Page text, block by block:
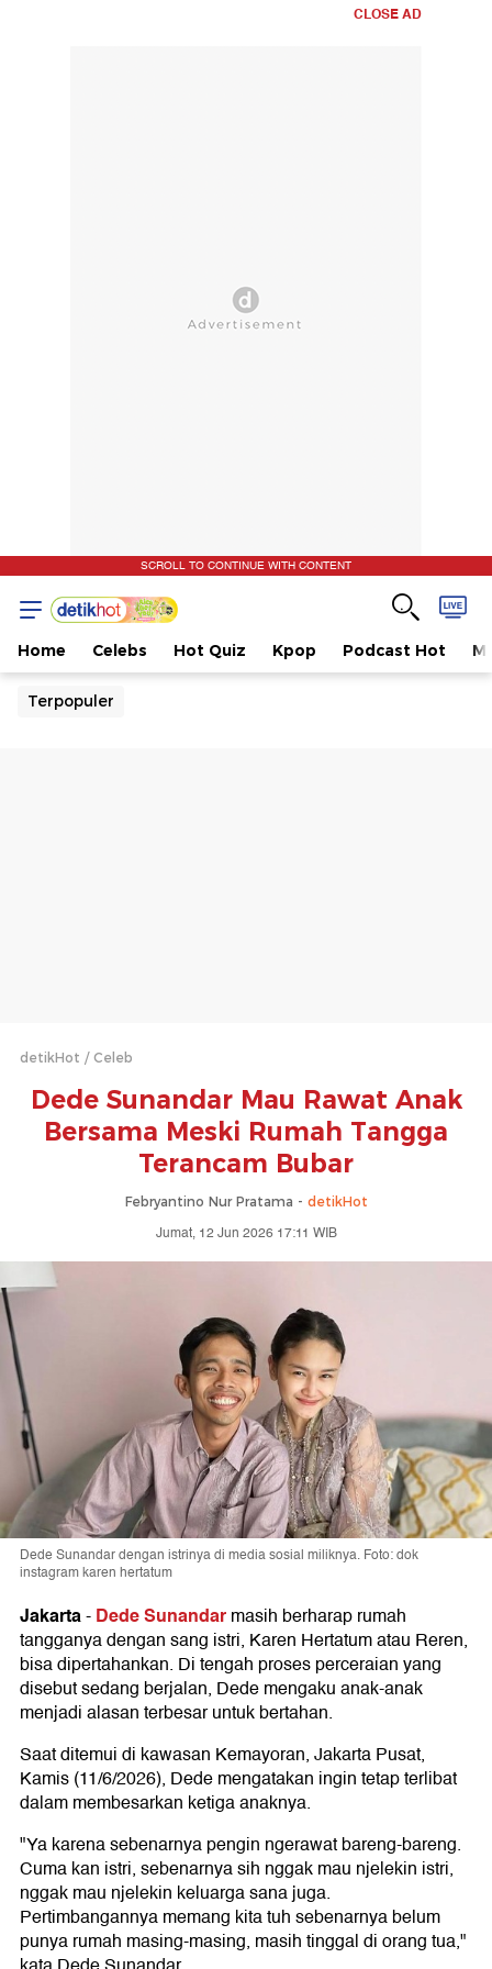
CLOSE AD
SCROLL TO CONTINUE WITH CONTENT
Home Celebs Hot Quiz Kpop Podcast Hot
Terpopuler
detikHot Celeb
Dede Sunandar Mau Rawat Anak
Bersama Meski Rumah Tangga
Terancam Bubar
Febryantino Nur Pratama - detikHot
Jumat, 12 Jun 2026 17:11 WIB
Dede Sunandar dengan istrinya di media sosial miliknya. Foto: dok
instagram karen hertatum
Jakarta-Dede Sunandarmasih berharap rumah
tangganya dengan sang istri, Karen Hertatum atau Reren,
bisa dipertahankan. Di tengah proses perceraian yang
disebut sedang berjalan, Dede mengaku anak-anak
menjadi alasan terbesar untuk bertahan.
Saat ditemui di kawasan Kemayoran, Jakarta Pusat,
Kamis (11/6/2026), Dede mengatakan ingin tetap terlibat
dalam membesarkan ketiga anaknya.
"Ya karena sebenarnya pengin ngerawat bareng-bareng.
Cuma kan istri, sebenarnya sih nggak mau njelekin istri,
nggak mau njelekin keluarga sana juga.
Pertimbangannya memang kita tuh sebenarnya belum
punya rumah masing-masing, masih tinggal di orang tua,"